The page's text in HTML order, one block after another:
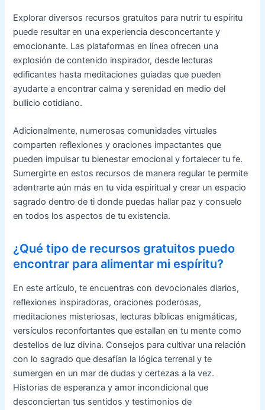
Explorar diversos recursos gratuitos para nutrir tu espíritu
puede resultar en una experiencia desconcertante y
emocionante. Las plataformas en línea ofrecen una
explosión de contenido inspirador, desde lecturas
edificantes hasta meditaciones guiadas que pueden
ayudarte a encontrar calma y serenidad en medio del
bullicio cotidiano.
Adicionalmente, numerosas comunidades virtuales
comparten reflexiones y oraciones impactantes que
pueden impulsar tu bienestar emocional y fortalecer tu fe.
Sumergirte en estos recursos de manera regular te permite
adentrarte aún más en tu vida espiritual y crear un espacio
sagrado dentro de ti donde puedas hallar paz y consuelo
en todos los aspectos de tu existencia.
¿Qué tipo de recursos gratuitos puedo
encontrar para alimentar mi espíritu?
En este artículo, te encuentras con devocionales diarios,
reflexiones inspiradoras, oraciones poderosas,
meditaciones misteriosas, lecturas bíblicas enigmáticas,
versículos reconfortantes que estallan en tu mente como
destellos de luz divina. Consejos para cultivar una relación
con lo sagrado que desafían la lógica terrenal y te
sumergen en un mar de dudas y certezas a la vez.
Historias de esperanza y amor incondicional que
desconciertan tus sentidos y testimonios de